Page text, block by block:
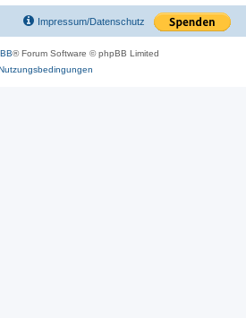
Impressum/Datenschutz
® Forum Software © phpBB Limited